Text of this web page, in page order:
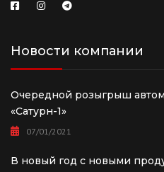
Новости компании
Очередной розыгрыш
«Сатурн-1»
07/01/2021
В новый год с новыми